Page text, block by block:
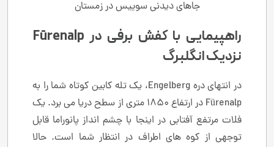
جاهای دیدنی سوییس در زمستان
راهپیمایی با کفش برفی در Fürenalp
نزدیک انگلبرگ
در انتهای دره Engelberg، یک تله کابین کوتاه شما را به
Fürenalp در ارتفاع 1850 متری از سطح دریا می برد. یک
فلات مرتفع آفتابی در اینجا با چشم انداز پانوراما قابل
توجهی از کوه های اطراف در انتظار شما است. حالا